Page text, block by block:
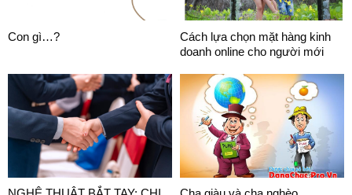
Con gì…?
Cách lựa chọn mặt hàng kinh
doanh online cho người mới